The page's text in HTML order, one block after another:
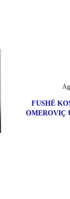
FUSHË
OMEROVIÇ